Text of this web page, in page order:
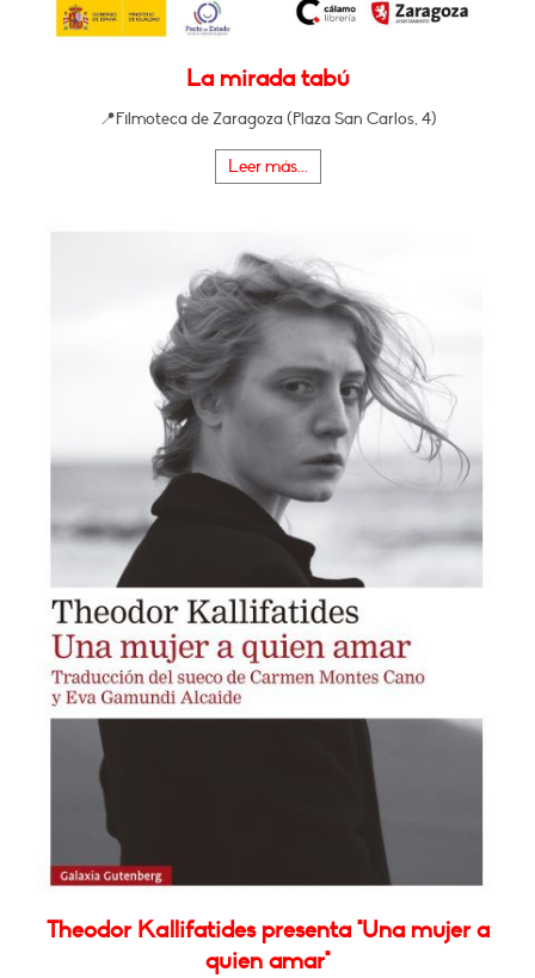
La mirada tabú
📍Filmoteca de Zaragoza (Plaza San Carlos, 4)
Leer más...
Theodor Kallifatides presenta "Una mujer a
quien amar"